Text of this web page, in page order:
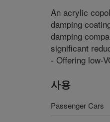
An acrylic
damping
damping
significant
- Offering low-
사용
Passenger Cars